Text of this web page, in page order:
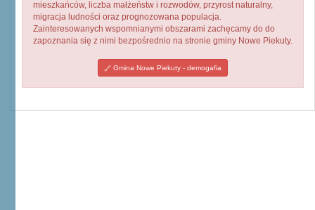
mieszkańców, liczba małżeństw i rozwodów, przyrost naturalny,
migracja ludności oraz prognozowana populacja.
Zainteresowanych wspomnianymi obszarami zachęcamy do do
zapoznania się z nimi bezpośrednio na stronie gminy Nowe Piekuty.
Gmina Nowe Piekuty - demogafia